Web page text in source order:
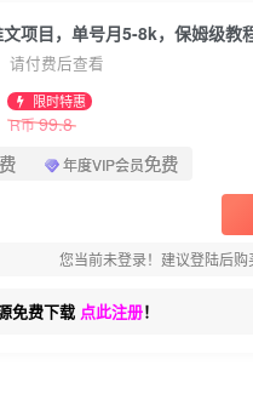
请付费后查看
限时特惠
R币99.8
年度VIP会员免费
您当前未登录！建议登陆后
免费下载 点此注册！